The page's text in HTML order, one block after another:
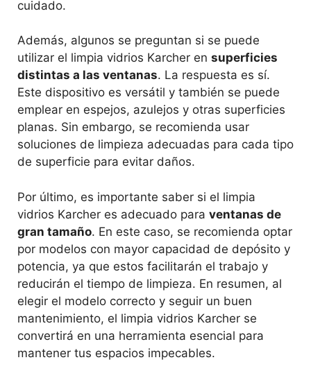
cuidado.
Además, algunos se preguntan si se puede
utilizar el limpia vidrios Karcher en superficies
distintas a las ventanas. La respuesta es sí.
Este dispositivo es versátil y también se puede
emplear en espejos, azulejos y otras superficies
planas. Sin embargo, se recomienda usar
soluciones de limpieza adecuadas para cada tipo
de superficie para evitar daños.
Por último, es importante saber si el limpia
vidrios Karcher es adecuado para ventanas de
gran tamaño. En este caso, se recomienda optar
por modelos con mayor capacidad de depósito y
potencia, ya que estos facilitarán el trabajo y
reducirán el tiempo de limpieza. En resumen, al
elegir el modelo correcto y seguir un buen
mantenimiento, el limpia vidrios Karcher se
convertirá en una herramienta esencial para
mantener tus espacios impecables.